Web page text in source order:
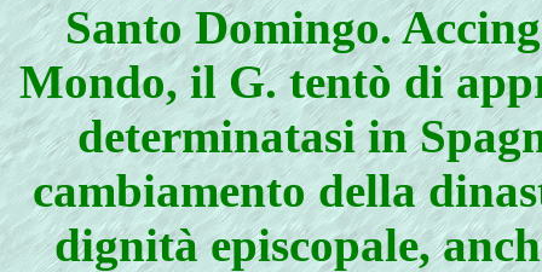
Santo Domingo.
Mondo, il G. tentò di
determinatasi in
cambiamento della
dignità episcopale,